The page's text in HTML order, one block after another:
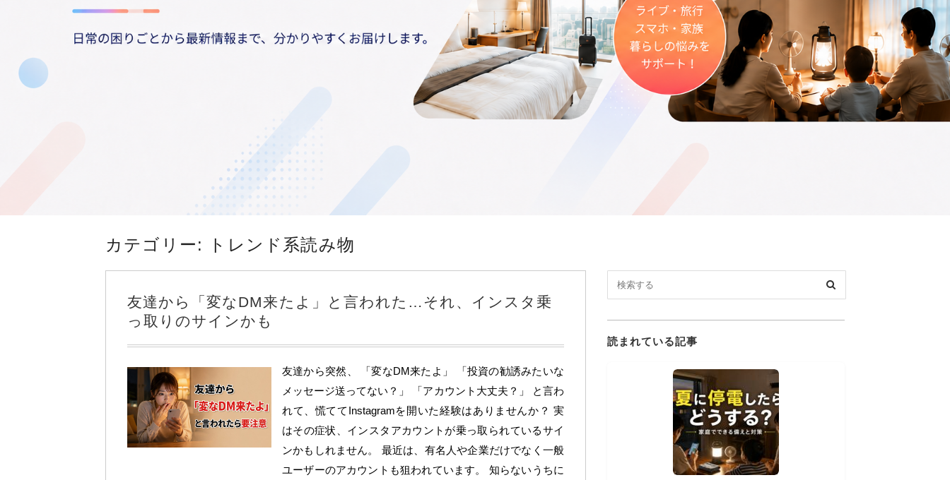
カテゴリー: トレンド系読み物
友達から「変なDM来たよ」と言われた…それ、インスタ乗
っ取りのサインかも
友達から突然、 「変なDM来たよ」 「投資の勧誘みたいな
メッセージ送ってない？」 「アカウント大丈夫？」 と言わ
れて、慌ててInstagramを開いた経験はありませんか？ 実
はその症状、インスタアカウントが乗っ取られているサイ
ンかもしれません。 最近は、有名人や企業だけでなく一般
ユーザーのアカウントも狙われています。 知らないうちに
読まれている記事